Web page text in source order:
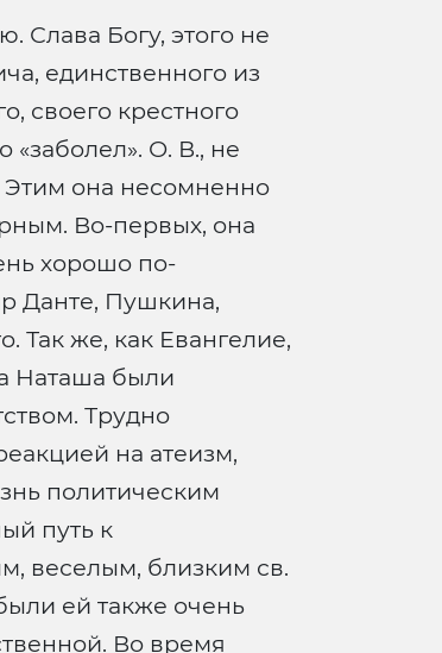
Слава Богу, этого не
единственного из
своего крестного
«заболел». О. В., не
она несомненно
Во-первых, она
хорошо по-
Данте, Пушкина,
Так же, как Евангелие,
Наташа были
Трудно
на атеизм,
политическим
путь к
веселым, близким св.
ей также очень
Во время